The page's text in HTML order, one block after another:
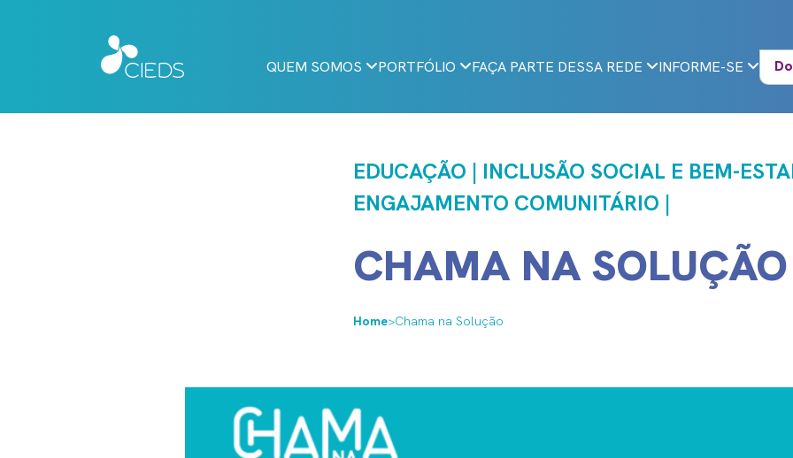
QUEM SOMOS PORTFÓLIO FAÇA PARTE DESSA REDE INFORME-SE
EDUCAÇÃO | INCLUSÃO SOCIAL E BEM-
ENGAJAMENTO COMUNITÁRIO |
CHAMA NA SOLUÇÃO
Home>Chama na Solução